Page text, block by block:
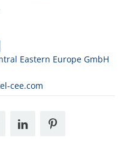
Eastern Europe GmbH
cee.com